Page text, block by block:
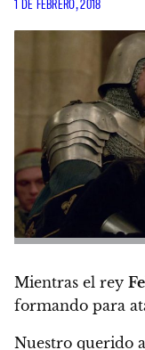
1 DE FEBRERO, 2018
Mientras el rey
formando para
Nuestro querido